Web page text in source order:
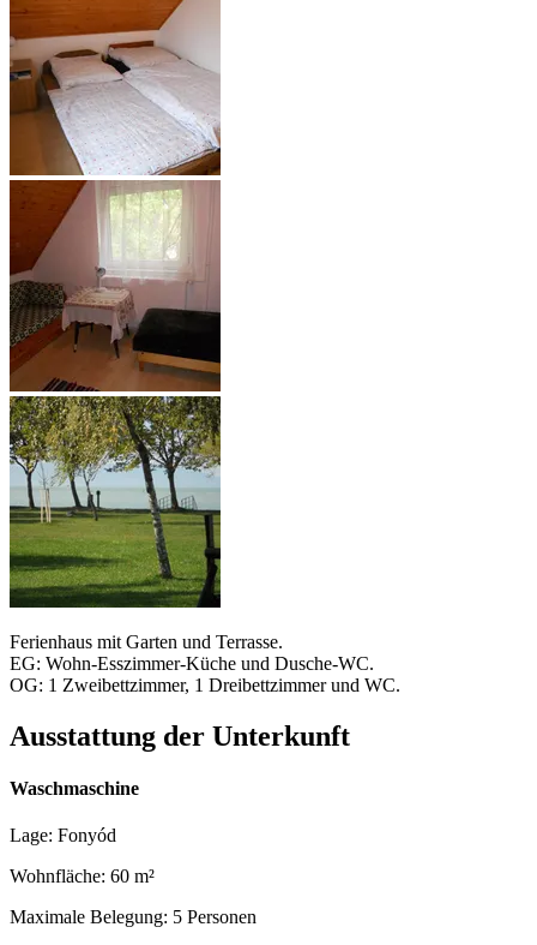
Ferienhaus mit Garten und Terrasse.
EG: Wohn-Esszimmer-Küche und Dusche-WC.
OG: 1 Zweibettzimmer, 1 Dreibettzimmer und WC.
Ausstattung der Unterkunft
Waschmaschine
Lage: Fonyód
Wohnfläche: 60 m²
Maximale Belegung: 5 Personen